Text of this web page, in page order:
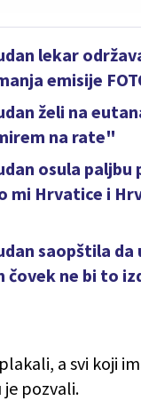
lekar
emisije
želi na
na rate"
osula paljbu
mi Hrvatice i
saopštila da
čovek ne bi to
a svi koji
je pozvali.